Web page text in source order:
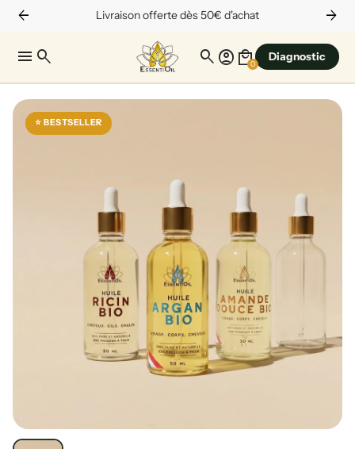
arrow_back arrow_forward
Livraison offerte dès 50€ d'achat
menu search search account_circle local_mall
0
Diagnostic
⭐ BESTSELLER